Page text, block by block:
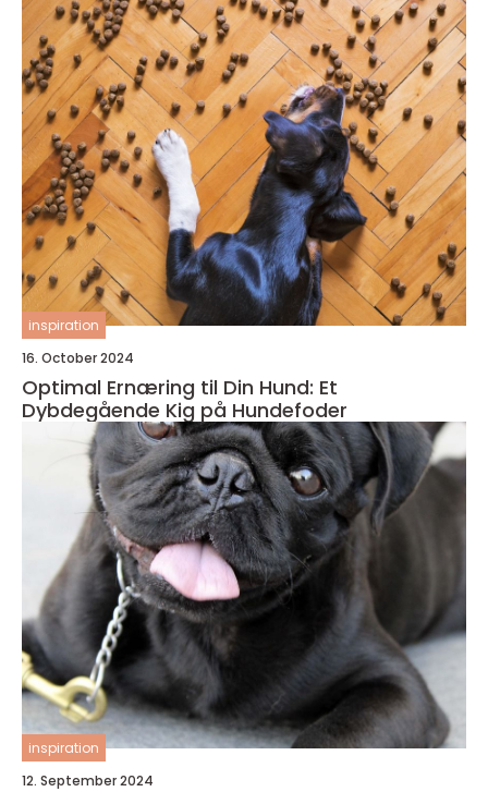
inspiration
16. October 2024
Optimal Ernæring til Din Hund: Et
Dybdegående Kig på Hundefoder
inspiration
12. September 2024